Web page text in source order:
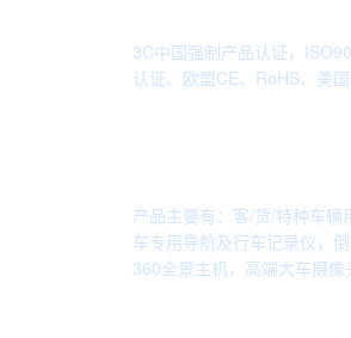
3C中国强制产品认证，
认证、欧盟CE、RoHS、美
产品主要有：客/货/特种车辆
车专用导航及行车记录仪，
360全景主机，高端大车摄